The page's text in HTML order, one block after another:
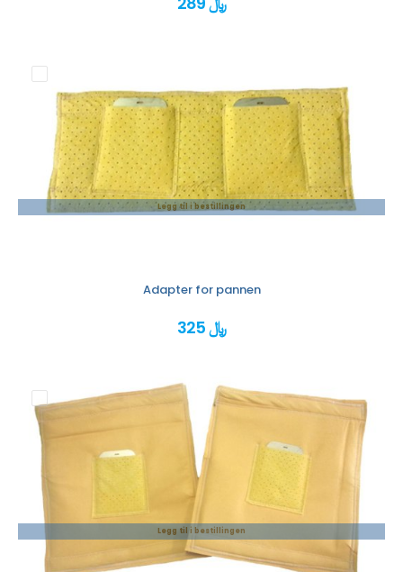
Legg til i bestillingen
Adapter for pannen
325 ﷼
Legg til i bestillingen